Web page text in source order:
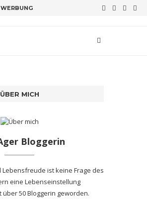
ÜBER MICH
Bloggerin
Lebensfreude ist keine Frage des
eine Lebenseinstellung
über 50 Bloggerin geworden.